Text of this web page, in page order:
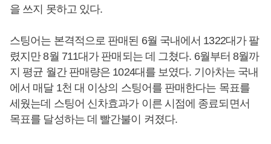
을 쓰지 못하고 있다.
스팅어는 본격적으로 판매된 6월 국내에서 1322대가 팔
렸지만 8월 711대가 판매되는 데 그쳤다. 6월부터 8월까
지 평균 월간 판매량은 1024대를 보였다. 기아차는 국내
에서 매달 1천 대 이상의 스팅어를 판매한다는 목표를
세웠는데 스팅어 신차효과가 이른 시점에 종료되면서
목표를 달성하는 데 빨간불이 켜졌다.